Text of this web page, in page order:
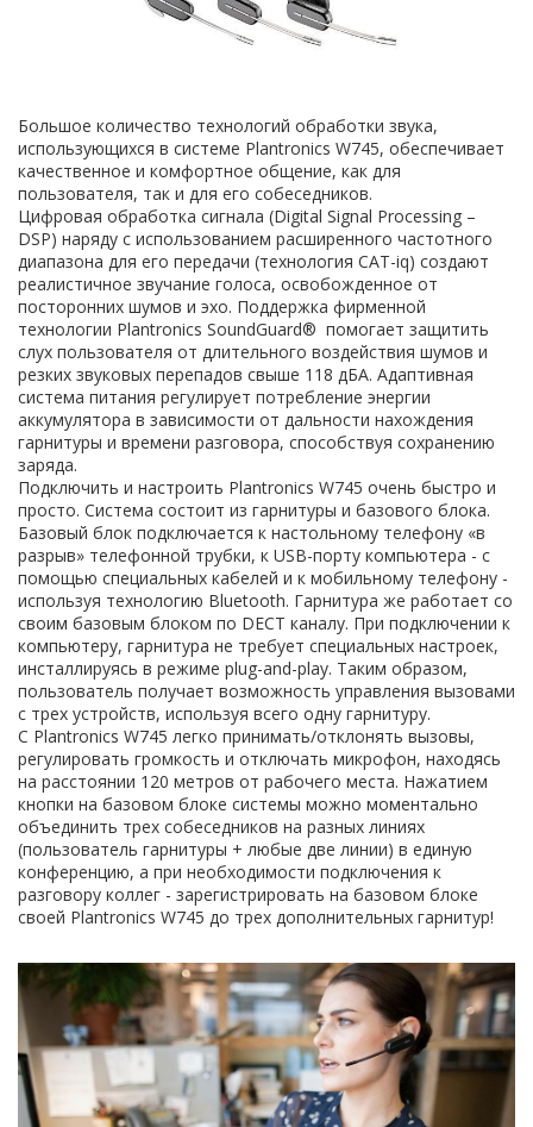
Большое количество технологий обработки звука,
использующихся в системе Plantronics W745, обеспечивает
качественное и комфортное общение, как для
пользователя, так и для его собеседников.
Цифровая обработка сигнала (Digital Signal Processing –
DSP) наряду с использованием расширенного частотного
диапазона для его передачи (технология CAT-iq) создают
реалистичное звучание голоса, освобожденное от
посторонних шумов и эхо. Поддержка фирменной
технологии Plantronics SoundGuard® помогает защитить
слух пользователя от длительного воздействия шумов и
резких звуковых перепадов свыше 118 дБА. Адаптивная
система питания регулирует потребление энергии
аккумулятора в зависимости от дальности нахождения
гарнитуры и времени разговора, способствуя сохранению
заряда.
Подключить и настроить Plantronics W745 очень быстро и
просто. Система состоит из гарнитуры и базового блока.
Базовый блок подключается к настольному телефону «в
разрыв» телефонной трубки, к USB-порту компьютера - с
помощью специальных кабелей и к мобильному телефону -
используя технологию Bluetooth. Гарнитура же работает со
своим базовым блоком по DECT каналу. При подключении к
компьютеру, гарнитура не требует специальных настроек,
инсталлируясь в режиме plug-and-play. Таким образом,
пользователь получает возможность управления вызовами
с трех устройств, используя всего одну гарнитуру.
С Plantronics W745 легко принимать/отклонять вызовы,
регулировать громкость и отключать микрофон, находясь
на расстоянии 120 метров от рабочего места. Нажатием
кнопки на базовом блоке системы можно моментально
объединить трех собеседников на разных линиях
(пользователь гарнитуры + любые две линии) в единую
конференцию, а при необходимости подключения к
разговору коллег - зарегистрировать на базовом блоке
своей Plantronics W745 до трех дополнительных гарнитур!